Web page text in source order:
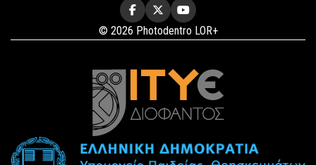
© 2026 Photodentro LOR+